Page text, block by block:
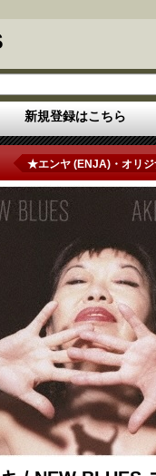
新規登録はこちら
★エンヤ (ENJA)・オリジ